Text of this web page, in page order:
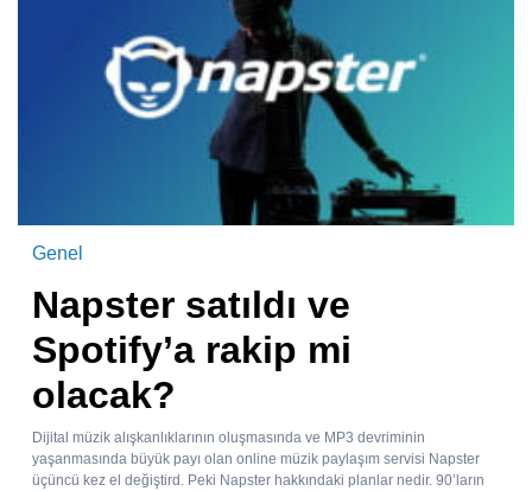
Genel
Napster satıldı ve
Spotify’a rakip mi
olacak?
Dijital müzik alışkanlıklarının oluşmasında ve MP3 devriminin
yaşanmasında büyük payı olan online müzik paylaşım servisi Napster
üçüncü kez el değiştird. Peki Napster hakkındaki planlar nedir. 90’ların